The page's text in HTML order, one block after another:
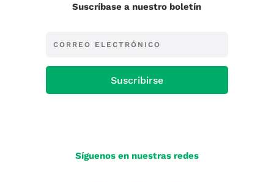
Suscríbase a nuestro boletín
Suscribirse
Síguenos en nuestras redes